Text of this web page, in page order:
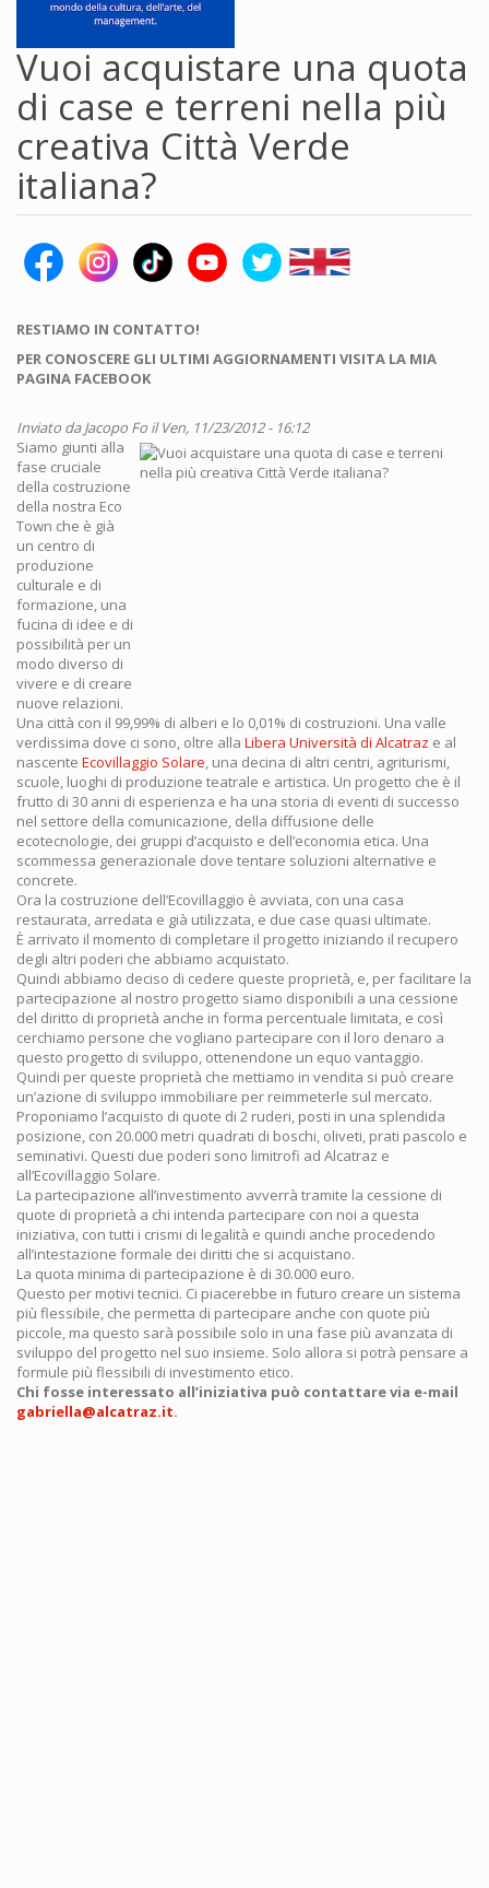
Vuoi acquistare una quota
di case e terreni nella più
creativa Città Verde
italiana?
RESTIAMO IN CONTATTO!
PER CONOSCERE GLI ULTIMI AGGIORNAMENTI VISITA LA MIA
PAGINA FACEBOOK
Inviato daJacopo Fo il Ven, 11/23/2012 - 16:12
Siamo giunti alla
fase cruciale
della costruzione
della nostra Eco
Town che è già
un centro di
produzione
culturale e di
formazione, una
fucina di idee e di
possibilità per un
modo diverso di
vivere e di creare
nuove relazioni.
Una città con il 99,99% di alberi e lo 0,01% di costruzioni. Una valle
verdissima dove ci sono, oltre alla Libera Università di Alcatraz e al
nascente Ecovillaggio Solare, una decina di altri centri, agriturismi,
scuole, luoghi di produzione teatrale e artistica. Un progetto che è il
frutto di 30 anni di esperienza e ha una storia di eventi di successo
nel settore della comunicazione, della diffusione delle
ecotecnologie, dei gruppi d’acquisto e dell’economia etica. Una
scommessa generazionale dove tentare soluzioni alternative e
concrete.
Ora la costruzione dell’Ecovillaggio è avviata, con una casa
restaurata, arredata e già utilizzata, e due case quasi ultimate.
È arrivato il momento di completare il progetto iniziando il recupero
degli altri poderi che abbiamo acquistato.
Quindi abbiamo deciso di cedere queste proprietà, e, per facilitare la
partecipazione al nostro progetto siamo disponibili a una cessione
del diritto di proprietà anche in forma percentuale limitata, e così
cerchiamo persone che vogliano partecipare con il loro denaro a
questo progetto di sviluppo, ottenendone un equo vantaggio.
Quindi per queste proprietà che mettiamo in vendita si può creare
un’azione di sviluppo immobiliare per reimmeterle sul mercato.
Proponiamo l’acquisto di quote di 2 ruderi, posti in una splendida
posizione, con 20.000 metri quadrati di boschi, oliveti, prati pascolo e
seminativi. Questi due poderi sono limitrofi ad Alcatraz e
all’Ecovillaggio Solare.
La partecipazione all’investimento avverrà tramite la cessione di
quote di proprietà a chi intenda partecipare con noi a questa
iniziativa, con tutti i crismi di legalità e quindi anche procedendo
all’intestazione formale dei diritti che si acquistano.
La quota minima di partecipazione è di 30.000 euro.
Questo per motivi tecnici. Ci piacerebbe in futuro creare un sistema
più flessibile, che permetta di partecipare anche con quote più
piccole, ma questo sarà possibile solo in una fase più avanzata di
sviluppo del progetto nel suo insieme. Solo allora si potrà pensare a
formule più flessibili di investimento etico.
Chi fosse interessato all’iniziativa può contattare via e-mail
gabriella@alcatraz.it.